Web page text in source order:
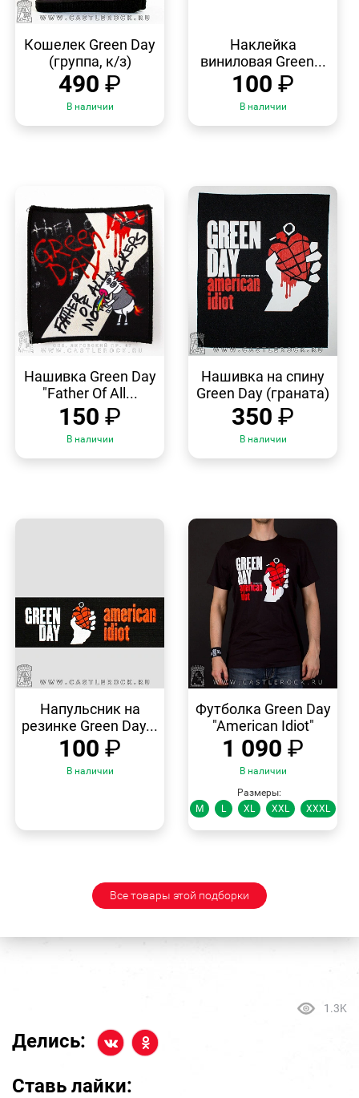
ПРОСМОТР
Кошелек Green Day
(группа, к/з)
490 ₽
В наличии
ПРОСМОТР
Наклейка
виниловая Green...
100 ₽
В наличии
ПРОСМОТР
Нашивка Green Day
"Father Of All...
150 ₽
В наличии
ПРОСМОТР
Нашивка на спину
Green Day (граната)
350 ₽
В наличии
ПРОСМОТР
Напульсник на
резинке Green Day...
100 ₽
В наличии
ПРОСМОТР
Футболка Green Day
"American Idiot"
1 090 ₽
В наличии
Размеры:
M
L XL XXL XXXL
Все товары этой подборки
1.3K
Делись:
Ставь лайки: